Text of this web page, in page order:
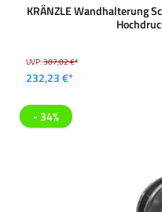
KRÄNZLE Wandhalterung
UVP:307,02 €*
232,23 €*
- 34%